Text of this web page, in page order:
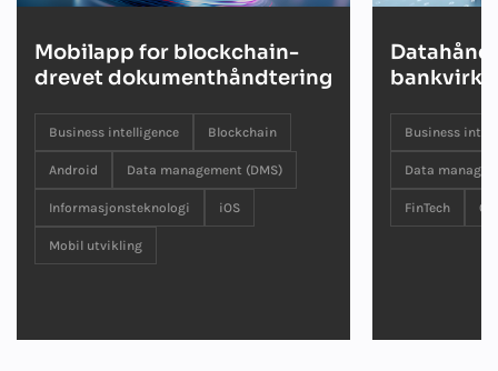
Mobilapp for blockchain-
drevet dokumenthåndtering
Business intelligence Blockchain
Android Data management (DMS)
Informasjonsteknologi iOS
Mobil utvikling
Business
Data
FinTech